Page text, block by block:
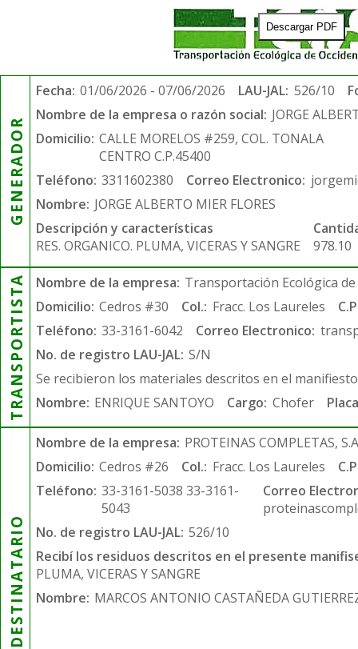
Descargar PDF
GENERADOR
Fecha: 01/06/2026 - 07/06/2026 LAU-JAL: 526/10
Nombre de la empresa o razón social: JORGE
Domicilio: CALLE MORELOS #259, COL. TONALA
CENTRO C.P.45400
Teléfono: 3311602380 Correo Electronico:
Nombre: JORGE ALBERTO MIER FLORES
Descripción y características
RES. ORGANICO. PLUMA, VICERAS Y SANGRE
978.10
TRANSPORTISTA Nombre de la empresa: Transportación Ecológica de
Domicilio: Cedros #30 Col.: Fracc. Los Laureles
Teléfono: 33-3161-6042 Correo Electronico:
No. de registro LAU-JAL: S/N
Se recibieron los materiales descritos en el
Nombre: ENRIQUE SANTOYO Cargo: Chofer
DESTINATARIO
Nombre de la empresa: PROTEINAS COMPLETAS,
Domicilio: Cedros #26 Col.: Fracc. Los Laureles
Teléfono: 33-3161-5038 33-3161-
5043
Correo
No. de registro LAU-JAL: 526/10
Recibí los residuos descritos en el presente
PLUMA, VICERAS Y SANGRE
Nombre: MARCOS ANTONIO CASTAÑEDA